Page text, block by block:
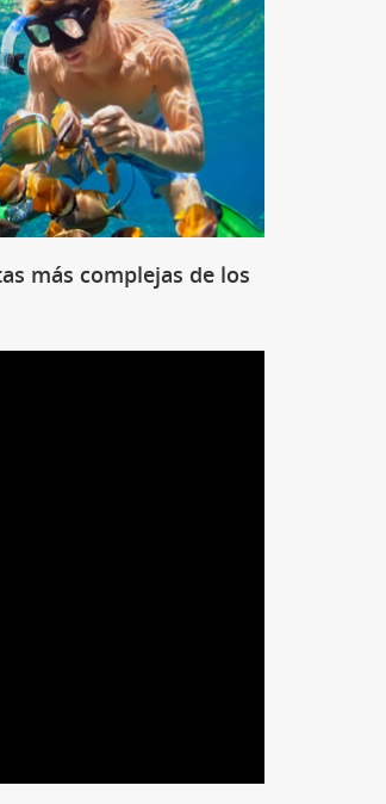
más complejas de los